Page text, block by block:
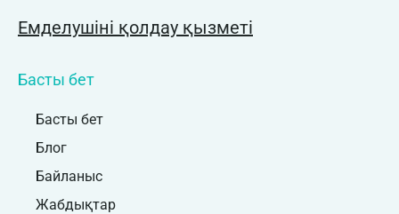
Емделушіні қолдау қызметі
Басты бет
Басты бет
Блог
Байланыс
Жабдықтар